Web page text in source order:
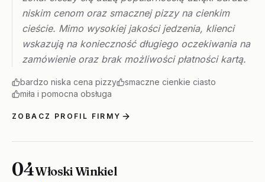
niskim cenom oraz smacznej pizzy na cienkim
cieście. Mimo wysokiej jakości jedzenia, klienci
wskazują na konieczność długiego oczekiwania na
zamówienie oraz brak możliwości płatności kartą.
bardzo niska cena pizzy
smaczne cienkie ciasto
miła i pomocna obsługa
ZOBACZ PROFIL FIRMY
04Włoski Winkiel